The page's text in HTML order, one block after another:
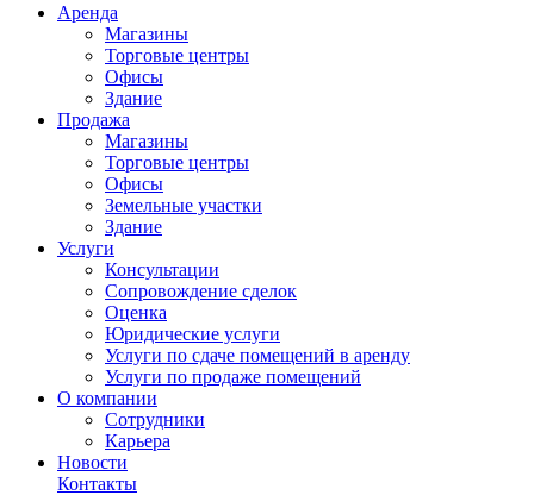
Аренда
Магазины
Торговые центры
Офисы
Здание
Продажа
Магазины
Торговые центры
Офисы
Земельные участки
Здание
Услуги
Консультации
Сопровождение сделок
Оценка
Юридические услуги
Услуги по сдаче помещений в аренду
Услуги по продаже помещений
О компании
Сотрудники
Карьера
Новости
Контакты